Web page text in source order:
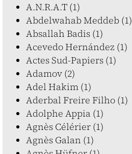
A.N.R.A.T (1)
Abdelwahab Meddeb (1)
Absallah Badis (1)
Acevedo Hernández (1)
Actes Sud-Papiers (1)
Adamov (2)
Adel Hakim (1)
Aderbal Freire Filho (1)
Adolphe Appia (1)
Agnès Célérier (1)
Agnès Galan (1)